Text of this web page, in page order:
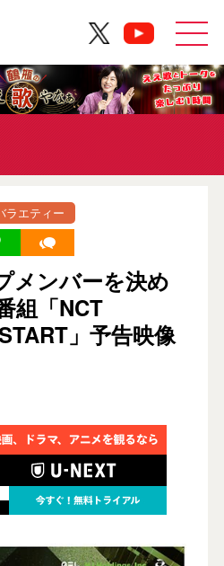
ラエティー
メンバーを決め
組「NCT
」予告映像